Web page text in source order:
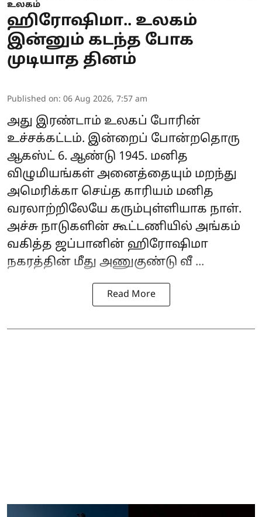
உலகம்
ஹிரோஷிமா.. உலகம்
இன்னும் கடந்த போக
முடியாத தினம்
Published on: 06 Aug 2026, 7:57 am
அது இரண்டாம் உலகப் போரின்
உச்சக்கட்டம். இன்றைப் போன்றதொரு
ஆகஸ்ட் 6. ஆண்டு 1945. மனித
விழுமியங்கள் அனைத்தையும் மறந்து
அமெரிக்கா செய்த காரியம் மனித
வரலாற்றிலேயே கரும்புள்ளியாக நாள்.
அச்சு நாடுகளின் கூட்டணியில் அங்கம்
வகித்த ஜப்பானின் ஹிரோஷிமா
நகரத்தின் மீது அணுகுண்டு வீ ...
Read More